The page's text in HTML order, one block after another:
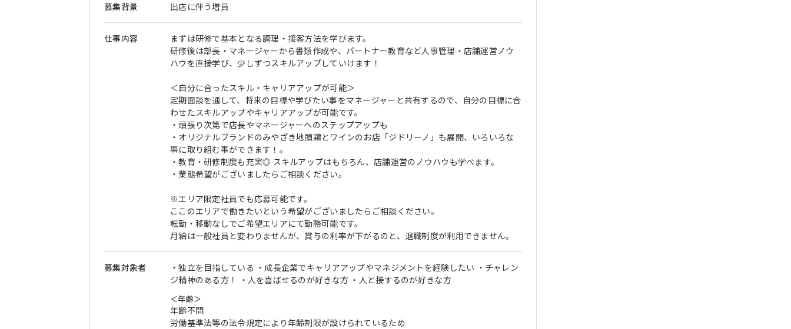
募集背景 出店に伴う増員
仕事内容
まずは研修で基本となる調理・接客方法を学びます。
研修後は部長・マネージャーから書類作成や、パートナー教育など人事管理・店舗運営ノウ
ハウを直接学び、少しずつスキルアップしていけます！
＜自分に合ったスキル・キャリアアップが可能＞
定期面談を通して、将来の目標や学びたい事をマネージャーと共有するので、自分の目標に合
わせたスキルアップやキャリアアップが可能です。
・頑張り次第で店長やマネージャーへのステップアップも
・オリジナルブランドのみやざき地頭鶏とワインのお店「ジドリーノ」も展開、いろいろな
事に取り組む事ができます！。
・教育・研修制度も充実◎ スキルアップはもちろん、店舗運営のノウハウも学べます。
・業態希望がございましたらご相談ください。
※エリア限定社員でも応募可能です。
ここのエリアで働きたいという希望がございましたらご相談ください。
転勤・移動なしでご希望エリアにて勤務可能です。
月給は一般社員と変わりませんが、賞与の利率が下がるのと、退職制度が利用できません。
募集対象者
・独立を目指している ・成長企業でキャリアアップやマネジメントを経験したい ・チャレン
ジ精神のある方！ ・人を喜ばせるのが好きな方 ・人と接するのが好きな方
＜年齢＞
年齢不問
労働基準法等の法令規定により年齢制限が設けられているため